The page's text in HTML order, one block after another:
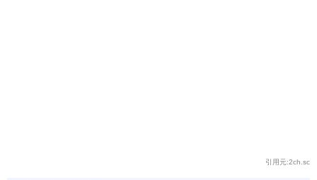
引用元:2ch.sc